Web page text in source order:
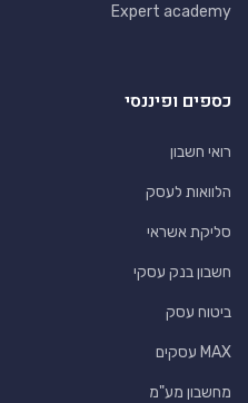
Expert academy
כספים ופיננסי
רואי חשבון
הלוואות לעסק
סליקת אשראי
חשבון בנק עסקי
ביטוח עסק
MAX עסקים
מחשבון מע"מ